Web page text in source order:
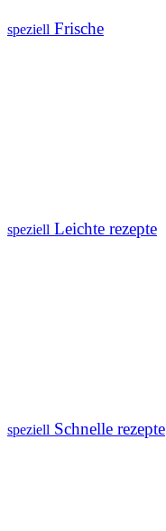
speziell Frische
speziell Leichte rezepte
speziell Schnelle rezepte